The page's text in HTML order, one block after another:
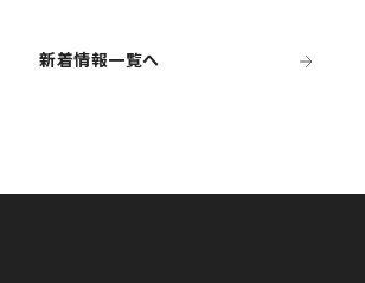
新着情報一覧へ